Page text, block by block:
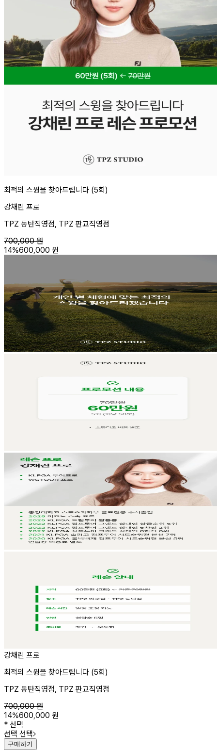
최적의 스윙을 찾아드립니다 (5회)
강채린 프로
TPZ 동탄직영점, TPZ 판교직영점
700,000원
14%600,000 원
강채린 프로
최적의 스윙을 찾아드립니다 (5회)
TPZ 동탄직영점, TPZ 판교직영점
700,000원
14%600,000 원
* 선택
선택 선택
구매하기